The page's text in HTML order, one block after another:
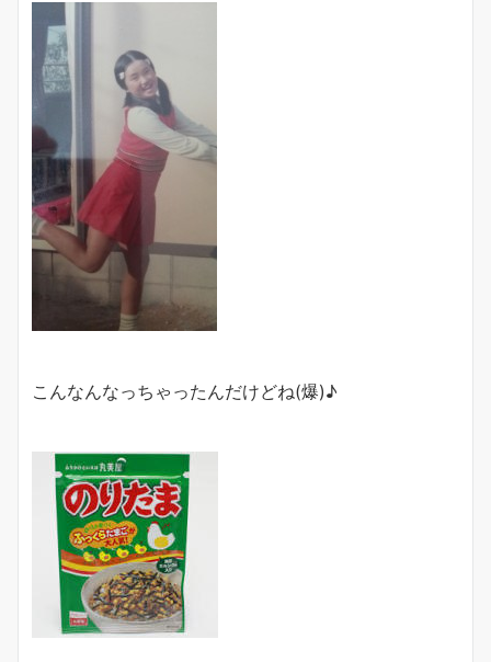
こんなんなっちゃったんだけどね(爆)♪